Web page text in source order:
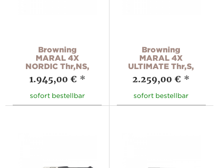
Browning
MARAL 4X
NORDIC Thr,NS,
1.945,00 € *
sofort bestellbar
Browning
MARAL 4X
ULTIMATE Thr,S,
2.259,00 € *
sofort bestellbar